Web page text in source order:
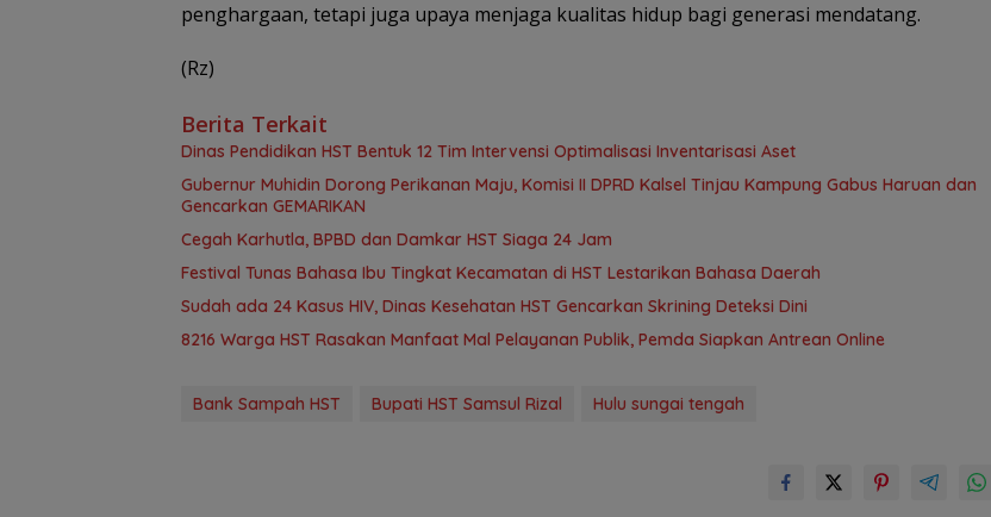
penghargaan, tetapi juga upaya menjaga kualitas hidup bagi generasi mendatang.
(Rz)
Berita Terkait
Dinas Pendidikan HST Bentuk 12 Tim Intervensi Optimalisasi Inventarisasi Aset
Gubernur Muhidin Dorong Perikanan Maju, Komisi II DPRD Kalsel Tinjau Kampung Gabus Haruan dan
Gencarkan GEMARIKAN
Cegah Karhutla, BPBD dan Damkar HST Siaga 24 Jam
Festival Tunas Bahasa Ibu Tingkat Kecamatan di HST Lestarikan Bahasa Daerah
Sudah ada 24 Kasus HIV, Dinas Kesehatan HST Gencarkan Skrining Deteksi Dini
8216 Warga HST Rasakan Manfaat Mal Pelayanan Publik, Pemda Siapkan Antrean Online
Bank Sampah HST Bupati HST Samsul Rizal Hulu sungai tengah